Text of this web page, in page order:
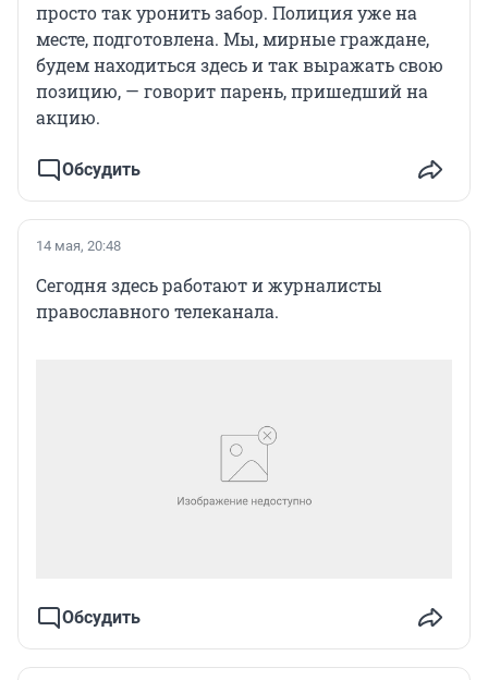
просто так уронить забор. Полиция уже на
месте, подготовлена. Мы, мирные граждане,
будем находиться здесь и так выражать свою
позицию, — говорит парень, пришедший на
акцию.
Обсудить
14 мая, 20:48
Сегодня здесь работают и журналисты
православного телеканала.
Обсудить